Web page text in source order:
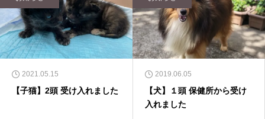
2021.05.15
【子猫】2頭 受け入れました
2019.06.05
【犬】１頭 保健所から受け
入れました